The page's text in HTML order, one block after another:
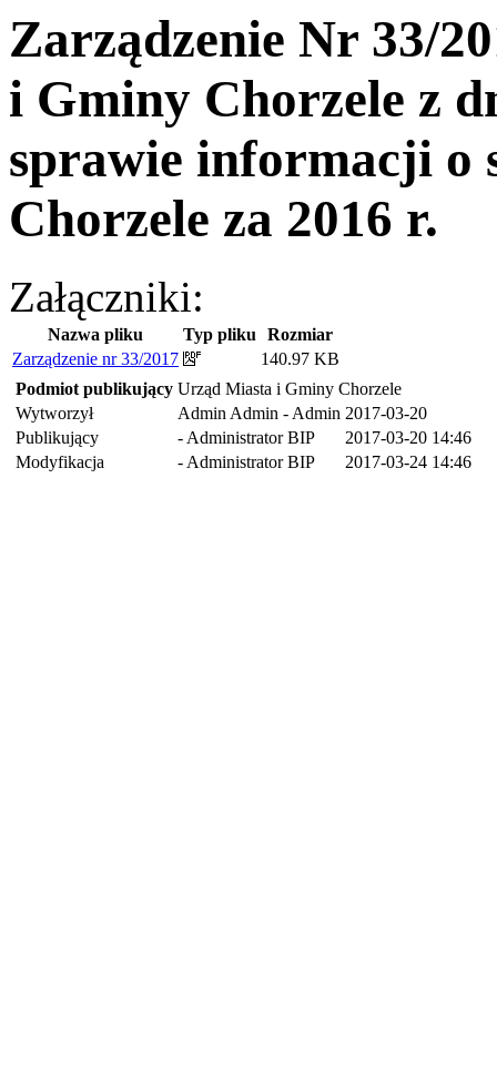
Zarządzenie Nr 33/
i Gminy Chorzele z
sprawie informacji o
Chorzele za 2016 r.
Załączniki:
Nazwa pliku Typ pliku Rozmiar
Zarządzenie nr 33/2017
140.97 KB
Podmiot publikujący Urząd Miasta i Gminy Chorzele
Wytworzył
Admin Admin - Admin 2017-03-20
Publikujący
- Administrator BIP
2017-03-20 14:46
Modyfikacja
- Administrator BIP 2017-03-24 14:46